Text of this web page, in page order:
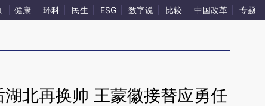
健康 环科 民生 ESG 数字说 比较 中国改革 专题
北再换帅 王蒙徽接替应勇任